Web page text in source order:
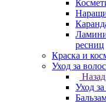
ресниц
Краска и
Уход за
Назад
Уход